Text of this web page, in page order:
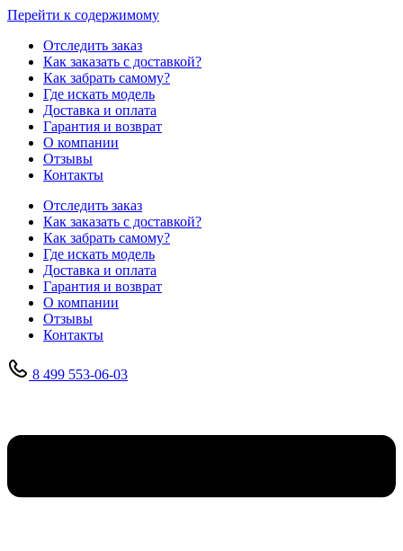
Перейти к содержимому
Отследить заказ
Как заказать с доставкой?
Как забрать самому?
Где искать модель
Доставка и оплата
Гарантия и возврат
О компании
Отзывы
Контакты
Отследить заказ
Как заказать с доставкой?
Как забрать самому?
Где искать модель
Доставка и оплата
Гарантия и возврат
О компании
Отзывы
Контакты
8 499 553-06-03